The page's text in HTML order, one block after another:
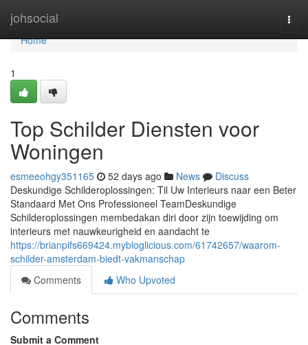
johsocial
Home
Home
1
Top Schilder Diensten voor
Woningen
esmeeohgy351165 52 days ago News
Discuss
Deskundige Schilderoplossingen: Til Uw Interieurs naar een Beter
Standaard Met Ons Professioneel TeamDeskundige
Schilderoplossingen membedakan diri door zijn toewijding om
interieurs met nauwkeurigheid en aandacht te
https://brianpifs669424.mybloglicious.com/61742657/waarom-
schilder-amsterdam-biedt-vakmanschap
Comments
Who Upvoted
Comments
Submit a Comment